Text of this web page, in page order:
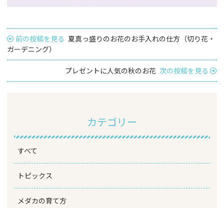
前の投稿を見る 夏真っ盛りのお花のお手入れの仕方（切り花・
ガーデニング）
プレゼントに人気の秋のお花 次の投稿を見る
カテゴリー
すべて
トピックス
メダカの育て方